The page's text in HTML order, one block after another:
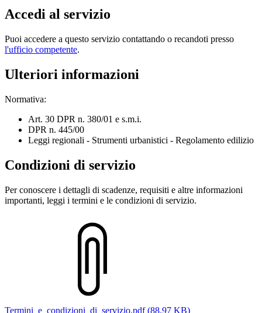
Accedi al servizio
Puoi accedere a questo servizio contattando o recandoti presso
l'ufficio competente.
Ulteriori informazioni
Normativa:
Art. 30 DPR n. 380/01 e s.m.i.
DPR n. 445/00
Leggi regionali - Strumenti urbanistici - Regolamento edilizio
Condizioni di servizio
Per conoscere i dettagli di scadenze, requisiti e altre informazioni
importanti, leggi i termini e le condizioni di servizio.
Termini_e_condizioni_di_servizio.pdf (88.97 KB)